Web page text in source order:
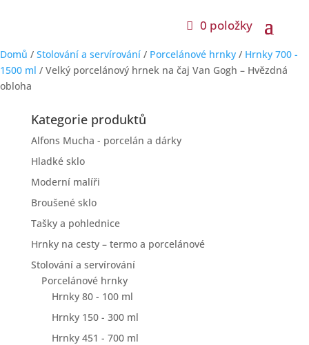
0 položky
Domů / Stolování a servírování / Porcelánové hrnky / Hrnky 700 -
1500 ml / Velký porcelánový hrnek na čaj Van Gogh – Hvězdná
obloha
Kategorie produktů
Alfons Mucha - porcelán a dárky
Hladké sklo
Moderní malíři
Broušené sklo
Tašky a pohlednice
Hrnky na cesty – termo a porcelánové
Stolování a servírování
Porcelánové hrnky
Hrnky 80 - 100 ml
Hrnky 150 - 300 ml
Hrnky 451 - 700 ml